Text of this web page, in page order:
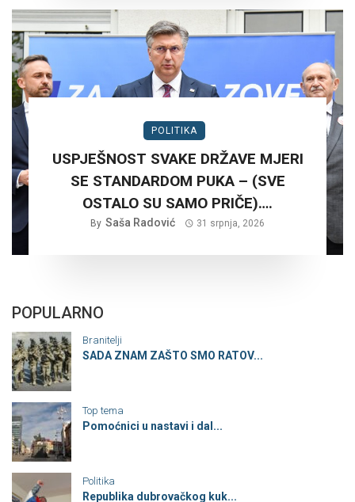
POLITIKA
USPJEŠNOST SVAKE DRŽAVE MJERI
SE STANDARDOM PUKA – (SVE
OSTALO SU SAMO PRIČE)….
By Saša Radović 31 srpnja, 2026
POPULARNO
Branitelji
SADA ZNAM ZAŠTO SMO RATOV...
Top tema
Pomoćnici u nastavi i dal...
Politika
Republika dubrovačkog kuk...